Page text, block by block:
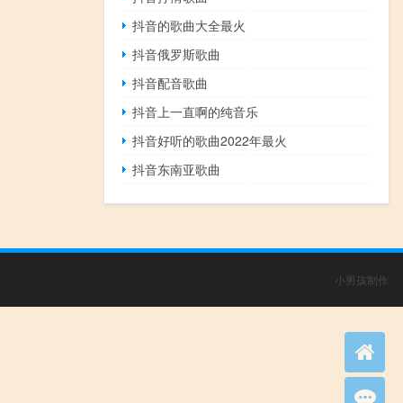
抖音的歌曲大全最火
抖音俄罗斯歌曲
抖音配音歌曲
抖音上一直啊的纯音乐
抖音好听的歌曲2022年最火
抖音东南亚歌曲
小男孩制作